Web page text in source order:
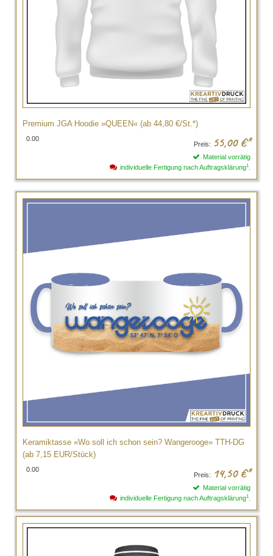
Premium JGA Hoodie »QUEEN« (ab 44,80 €/St.*)
0.00
Preis: 55,00 €*
Material vorrätig
individuelle Fertigung nach Auftragsklärung1
Keramiktasse «Wo soll ich schon sein? Wangerooge» TTH-DG
(ab 7,15 EUR/Stück)
0.00
Preis: 14,50 €*
Material vorrätig
individuelle Fertigung nach Auftragsklärung1